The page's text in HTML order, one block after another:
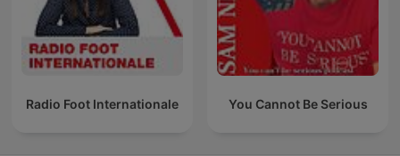
Radio Foot Internationale You Cannot Be Serious